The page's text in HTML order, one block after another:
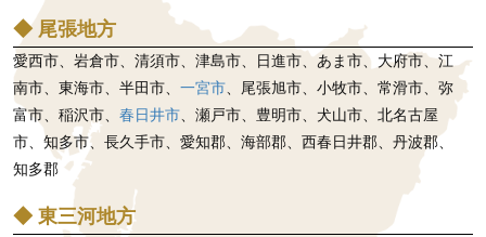
◆ 尾張地方
愛西市、岩倉市、清須市、津島市、日進市、あま市、大府市、江
南市、東海市、半田市、 一宮市 、尾張旭市、小牧市、常滑市、弥
富市、稲沢市、 春日井市 、瀬戸市、豊明市、犬山市、北名古屋
市、知多市、長久手市、愛知郡、海部郡、西春日井郡、丹波郡、
知多郡
◆ 東三河地方